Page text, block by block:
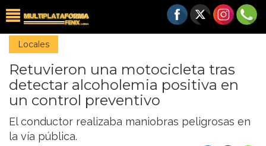
Locales
Retuvieron una motocicleta tras
detectar alcoholemia positiva en
un control preventivo
El conductor realizaba maniobras peligrosas en
la vía pública.